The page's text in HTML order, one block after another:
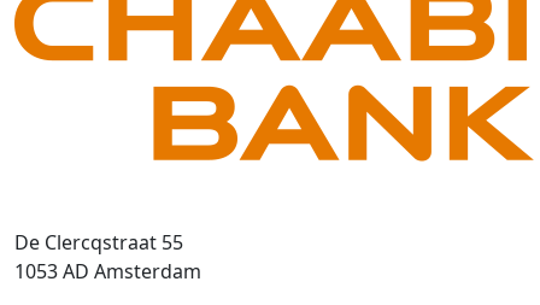
De Clercqstraat 55
1053 AD Amsterdam